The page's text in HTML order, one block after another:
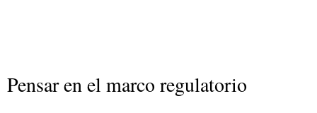
Pensar en el marco regulatorio